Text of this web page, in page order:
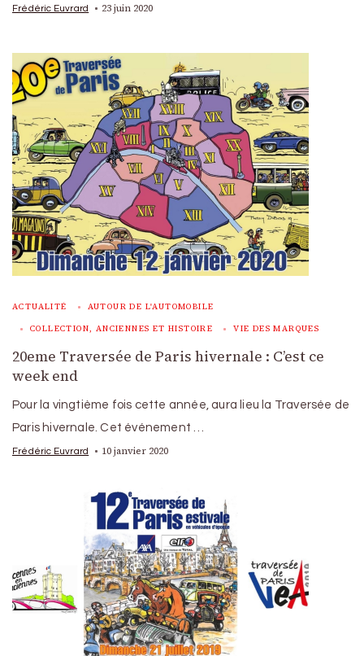
Frédéric Euvrard 23 juin 2020
ACTUALITÉ AUTOUR DE L'AUTOMOBILE
COLLECTION, ANCIENNES ET HISTOIRE VIE DES MARQUES
20eme Traversée de Paris hivernale : C’est ce
week end
Pour la vingtième fois cette année, aura lieu la Traversée de
Paris hivernale. Cet événement …
Frédéric Euvrard 10 janvier 2020